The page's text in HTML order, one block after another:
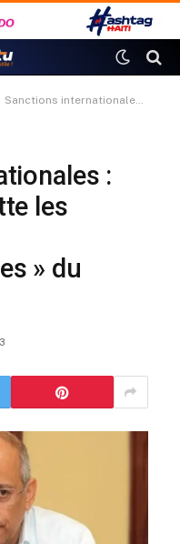
Sanctions internationales : André Apaid rejette les accusations « incompréhensibles » du Canada
:
les
» du